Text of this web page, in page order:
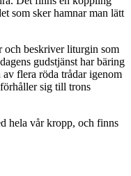
som sker hamnar man lätt
och beskriver liturgin som
gudstjänst har bäring
flera röda trådar igenom
sig till trons
hela vår kropp, och finns